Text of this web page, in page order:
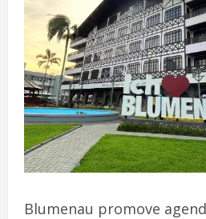
Blumenau promove